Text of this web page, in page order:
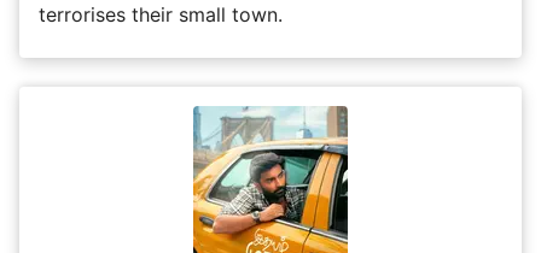
terrorises their small town.